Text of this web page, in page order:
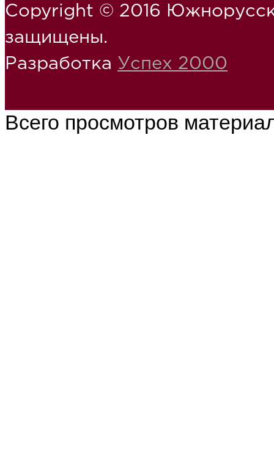
Copyright © 2016
защищены.
Разработка Успех 2000
Всего просмотров